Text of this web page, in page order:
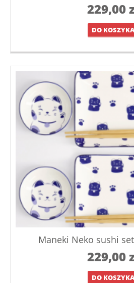
229,00
DO KOSZYKA
Maneki Neko sushi
229,00
DO KOSZYKA